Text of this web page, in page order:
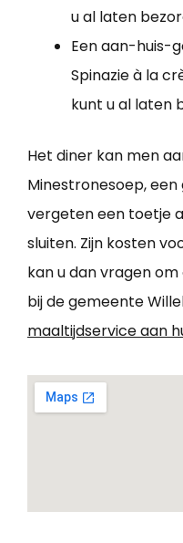
u al laten
Een aan-huis-
Spinazie à la
kunt u al laten
Het diner kan men
Minestronesoep,
vergeten een toetje
sluiten. Zijn kosten
kan u dan vragen
bij de gemeente
maaltijdservice aan